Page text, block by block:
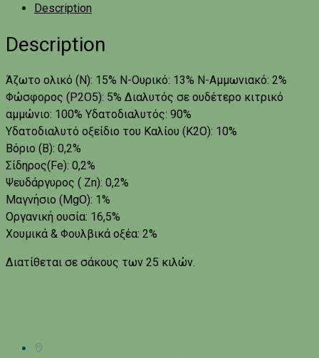
Description
Description
Άζωτο ολικό (Ν): 15% N-Ουρικό: 13% N-Αμμωνιακό: 2%
Φώσφορος (P2O5): 5% Διαλυτός σε ουδέτερο κιτρικό
αμμώνιο: 100% Υδατοδιαλυτός: 90%
Υδατοδιαλυτό οξείδιο του Καλίου (K2O): 10%
Βόριο (B): 0,2%
Σίδηρος(Fe): 0,2%
Ψευδάργυρος ( Zn): 0,2%
Μαγνήσιο (MgO): 1%
Οργανική ουσία: 16,5%
Χουμικά & Φουλβικά οξέα: 2%
Διατίθεται σε σάκους των 25 κιλών.